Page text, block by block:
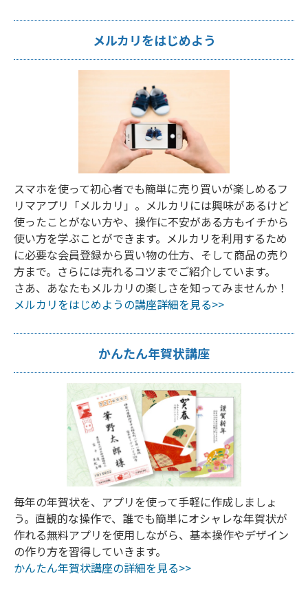
メルカリをはじめよう
スマホを使って初心者でも簡単に売り買いが楽しめるフ
リマアプリ「メルカリ」。メルカリには興味があるけど
使ったことがない方や、操作に不安がある方もイチから
使い方を学ぶことができます。メルカリを利用するため
に必要な会員登録から買い物の仕方、そして商品の売り
方まで。さらには売れるコツまでご紹介しています。
さあ、あなたもメルカリの楽しさを知ってみませんか！
メルカリをはじめようの講座詳細を見る>>
かんたん年賀状講座
毎年の年賀状を、アプリを使って手軽に作成しましょ
う。直観的な操作で、誰でも簡単にオシャレな年賀状が
作れる無料アプリを使用しながら、基本操作やデザイン
の作り方を習得していきます。
かんたん年賀状講座の詳細を見る>>